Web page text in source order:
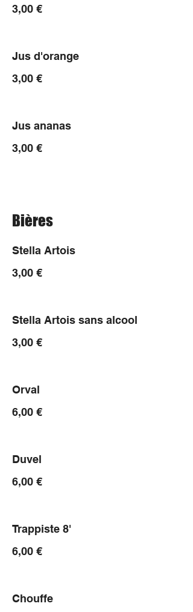
3,00 €
Jus d'orange
3,00 €
Jus ananas
3,00 €
Bières
Stella Artois
3,00 €
Stella Artois sans alcool
3,00 €
Orval
6,00 €
Duvel
6,00 €
Trappiste 8'
6,00 €
Chouffe